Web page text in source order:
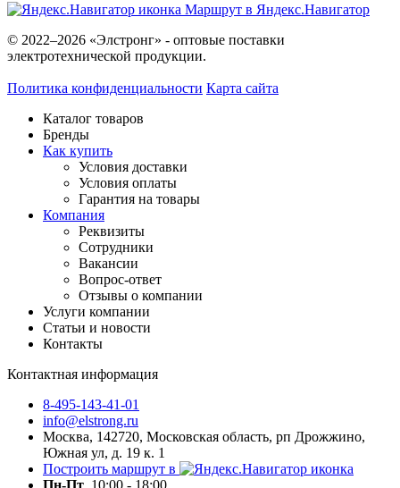
Маршрут в Яндекс.Навигатор
© 2022–2026 «Элстронг» - оптовые поставки
электротехнической продукции.
Политика конфиденциальности Карта сайта
Каталог товаров
Бренды
Как купить
Условия доставки
Условия оплаты
Гарантия на товары
Компания
Реквизиты
Сотрудники
Вакансии
Вопрос-ответ
Отзывы о компании
Услуги компании
Статьи и новости
Контакты
Контактная информация
8-495-143-41-01
info@elstrong.ru
Москва, 142720, Московская область, рп Дрожжино,
Южная ул, д. 19 к. 1
Построить маршрут в
Пн-Пт 10:00 - 18:00